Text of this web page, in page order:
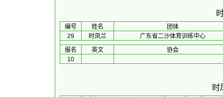
编号 姓名
团体
29
时凤兰
广东省二沙体育训练中心
报名
英文
协会
10
时